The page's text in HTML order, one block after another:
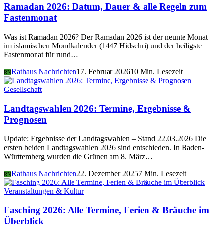
Ramadan 2026: Datum, Dauer & alle Regeln zum
Fastenmonat
Was ist Ramadan 2026? Der Ramadan 2026 ist der neunte Monat
im islamischen Mondkalender (1447 Hidschri) und der heiligste
Fastenmonat für rund…
RNRathaus Nachrichten17. Februar 202610 Min. Lesezeit
Gesellschaft
Landtagswahlen 2026: Termine, Ergebnisse &
Prognosen
Update: Ergebnisse der Landtagswahlen – Stand 22.03.2026 Die
ersten beiden Landtagswahlen 2026 sind entschieden. In Baden-
Württemberg wurden die Grünen am 8. März…
RNRathaus Nachrichten22. Dezember 20257 Min. Lesezeit
Veranstaltungen & Kultur
Fasching 2026: Alle Termine, Ferien & Bräuche im
Überblick